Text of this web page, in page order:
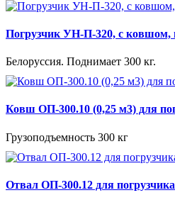
Погрузчик УН-П-320, с ковшом,
Белоруссия. Поднимает 300 кг.
Ковш ОП-300.10 (0,25 м3) для
Грузоподъемность 300 кг
Отвал ОП-300.12 для